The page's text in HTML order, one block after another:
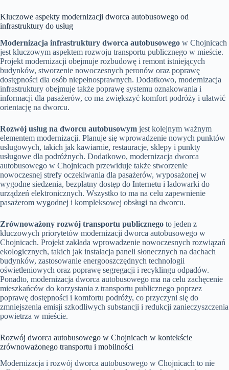
Kluczowe aspekty modernizacji dworca autobusowego od
infrastruktury do usług
Modernizacja infrastruktury dworca autobusowego w Chojnicach
jest kluczowym aspektem rozwoju transportu publicznego w mieście.
Projekt modernizacji obejmuje rozbudowę i remont istniejących
budynków, stworzenie nowoczesnych peronów oraz poprawę
dostępności dla osób niepełnosprawnych. Dodatkowo, modernizacja
infrastruktury obejmuje także poprawę systemu oznakowania i
informacji dla pasażerów, co ma zwiększyć komfort podróży i ułatwić
orientację na dworcu.
Rozwój usług na dworcu autobusowym jest kolejnym ważnym
elementem modernizacji. Planuje się wprowadzenie nowych punktów
usługowych, takich jak kawiarnie, restauracje, sklepy i punkty
usługowe dla podróżnych. Dodatkowo, modernizacja dworca
autobusowego w Chojnicach przewiduje także stworzenie
nowoczesnej strefy oczekiwania dla pasażerów, wyposażonej w
wygodne siedzenia, bezpłatny dostęp do Internetu i ładowarki do
urządzeń elektronicznych. Wszystko to ma na celu zapewnienie
pasażerom wygodnej i kompleksowej obsługi na dworcu.
Zrównoważony rozwój transportu publicznego to jeden z
kluczowych priorytetów modernizacji dworca autobusowego w
Chojnicach. Projekt zakłada wprowadzenie nowoczesnych rozwiązań
ekologicznych, takich jak instalacja paneli słonecznych na dachach
budynków, zastosowanie energooszczędnych technologii
oświetleniowych oraz poprawę segregacji i recyklingu odpadów.
Ponadto, modernizacja dworca autobusowego ma na celu zachęcenie
mieszkańców do korzystania z transportu publicznego poprzez
poprawę dostępności i komfortu podróży, co przyczyni się do
zmniejszenia emisji szkodliwych substancji i redukcji zanieczyszczenia
powietrza w mieście.
Rozwój dworca autobusowego w Chojnicach w kontekście
zrównoważonego transportu i mobilności
Modernizacja i rozwój dworca autobusowego w Chojnicach to nie